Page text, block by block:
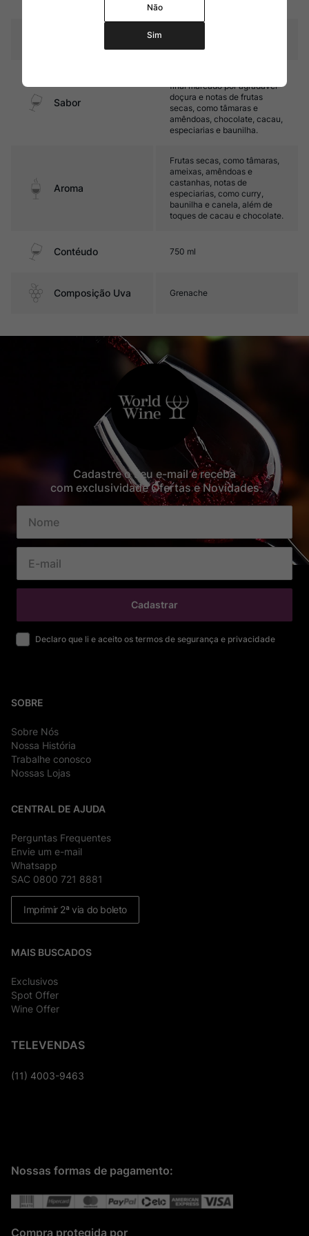
Sabor
final marcado por agradável
doçura e notas de frutas
secas, como tâmaras e
amêndoas, chocolate, cacau,
especiarias e baunilha.
Aroma
Frutas secas, como tâmaras,
ameixas, amêndoas e
castanhas, notas de
especiarias, como curry,
baunilha e canela, além de
toques de cacau e chocolate.
Contéudo 750 ml
Composição Uva Grenache
Cadastre o seu e-mail e receba
com exclusividade Ofertas e Novidades
Cadastrar
Declaro que li e aceito os termos de segurança e privacidade
SOBRE
Sobre Nós
Nossa História
Trabalhe conosco
Nossas Lojas
CENTRAL DE AJUDA
Perguntas Frequentes
Envie um e-mail
Whatsapp
SAC 0800 721 8881
Imprimir 2ª via do boleto
MAIS BUSCADOS
Exclusivos
Spot Offer
Wine Offer
TELEVENDAS
(11) 4003-9463
Nossas formas de pagamento:
Compra protegida por
Não
Sim